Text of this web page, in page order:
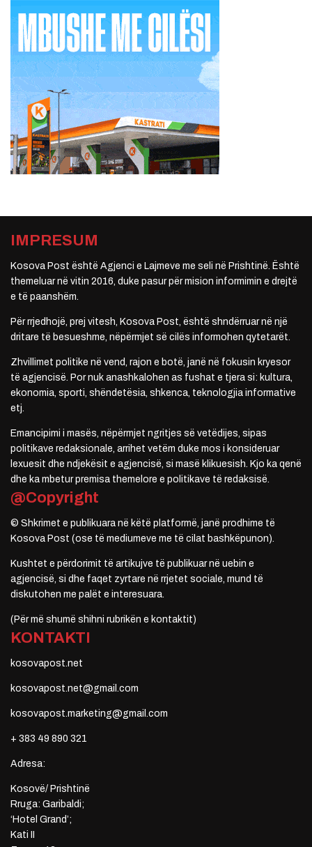
IMPRESUM
Kosova Post është Agjenci e Lajmeve me seli në Prishtinë. Është
themeluar në vitin 2016, duke pasur për mision informimin e drejtë
e të paanshëm.
Për rrjedhojë, prej vitesh, Kosova Post, është shndërruar në një
dritare të besueshme, nëpërmjet së cilës informohen qytetarët.
Zhvillimet politike në vend, rajon e botë, janë në fokusin kryesor
të agjencisë. Por nuk anashkalohen as fushat e tjera si: kultura,
ekonomia, sporti, shëndetësia, shkenca, teknologjia informative
etj.
Emancipimi i masës, nëpërmjet ngritjes së vetëdijes, sipas
politikave redaksionale, arrihet vetëm duke mos i konsideruar
lexuesit dhe ndjekësit e agjencisë, si masë klikuesish. Kjo ka qenë
dhe ka mbetur premisa themelore e politikave të redaksisë.
@Copyright
© Shkrimet e publikuara në këtë platformë, janë prodhime të
Kosova Post (ose të mediumeve me të cilat bashkëpunon).
Kushtet e përdorimit të artikujve të publikuar në uebin e
agjencisë, si dhe faqet zyrtare në rrjetet sociale, mund të
diskutohen me palët e interesuara.
(Për më shumë shihni rubrikën e kontaktit)
KONTAKTI
kosovapost.net
kosovapost.net@gmail.com
kosovapost.marketing@gmail.com
+ 383 49 890 321
Adresa:
Kosovë/ Prishtinë
Rruga: Garibaldi;
‘Hotel Grand’;
Kati II